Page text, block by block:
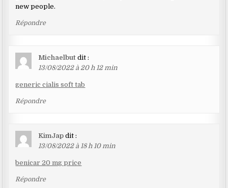
new people.
Répondre
Michaelbut dit :
13/08/2022 à 20 h 12 min
generic cialis soft tab
Répondre
KimJap dit :
13/08/2022 à 18 h 10 min
benicar 20 mg price
Répondre